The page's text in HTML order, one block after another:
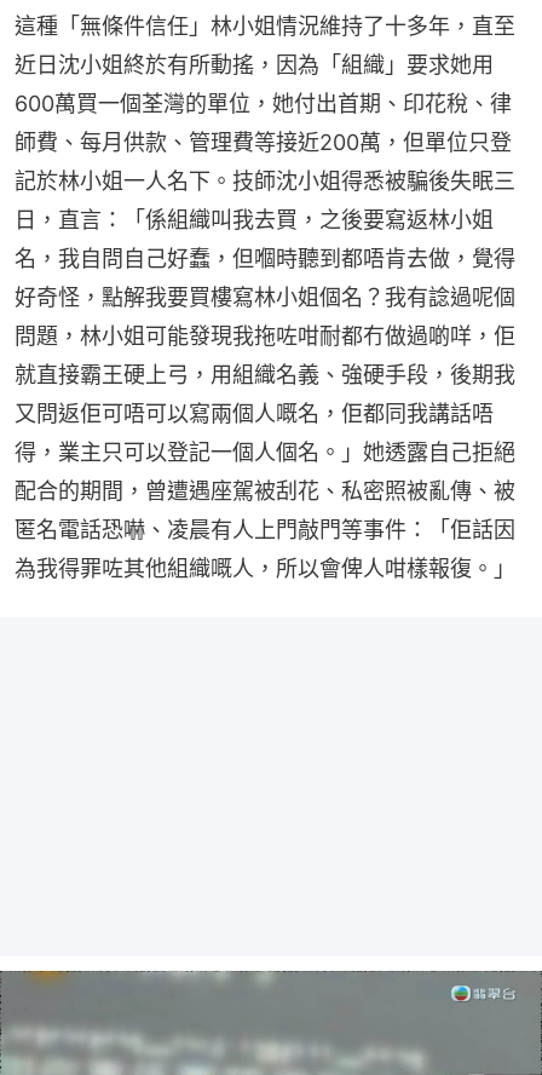
這種「無條件信任」林小姐情況維持了十多年，直至
近日沈小姐終於有所動搖，因為「組織」要求她用
600萬買一個荃灣的單位，她付出首期、印花稅、律
師費、每月供款、管理費等接近200萬，但單位只登
記於林小姐一人名下。技師沈小姐得悉被騙後失眠三
日，直言：「係組織叫我去買，之後要寫返林小姐
名，我自問自己好蠢，但嗰時聽到都唔肯去做，覺得
好奇怪，點解我要買樓寫林小姐個名？我有諗過呢個
問題，林小姐可能發現我拖咗咁耐都冇做過啲咩，佢
就直接霸王硬上弓，用組織名義、強硬手段，後期我
又問返佢可唔可以寫兩個人嘅名，佢都同我講話唔
得，業主只可以登記一個人個名。」她透露自己拒絕
配合的期間，曾遭遇座駕被刮花、私密照被亂傳、被
匿名電話恐嚇、凌晨有人上門敲門等事件：「佢話因
為我得罪咗其他組織嘅人，所以會俾人咁樣報復。」